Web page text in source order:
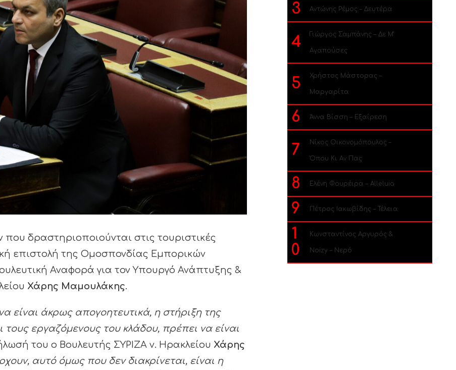
δραστηριοποιούνται στις τουριστικές
επιστολή της Ομοσπονδίας Εμπορικών
Αναφορά για τον Υπουργό Ανάπτυξης &
Χάρης Μαμουλάκης.
είναι άκρως απογοητευτικά, η στήριξη της
τους εργαζόμενους του κλάδου, πρέπει να είναι
του ο Βουλευτής ΣΥΡΙΖΑ ν. Ηρακλείου Χάρης
αυτό όμως που δεν διακρίνεται, είναι η
3 Αντώνης Ρέμος – Δευτέρα
4 Γιώργος Σαμπάνης – Δε Μ’
Αγαπούσες
5 Χρήστος Μάστορας –
Μαργαρίτα
6 Άννα Βίσση – Εξαίρεση
7 Νίκος Οικονομόπουλος –
Όπου Κι Αν Πας
8 Ελένη Φουρέιρα – Alleluia
9 Πέτρος Ιακωβίδης – Τέλεια
1
0
Κωνσταντίνος Αργυρός &
Noizy – Νερό